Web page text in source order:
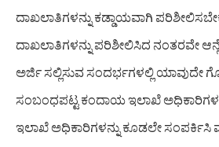
ದಾಖಲಾತಿಗಳನ್ನು ಕಡ್ಡಾಯವಾಗಿ
ದಾಖಲಾತಿಗಳನ್ನು ಪರಿಶೀಲಿಸಿದ ನಂತರವೇ
ಅರ್ಜಿಸಲ್ಲಿಸುವಸಂದರ್ಭಗಳಲ್ಲಿಯಾವುದೇ
ಸಂಬಂಧಪಟ್ಟ ಕಂದಾಯಇಲಾಖೆ
ಇಲಾಖೆ ಅಧಿಕಾರಿಗಳನ್ನು ಕೂಡಲೇಸಂಪರ್ಕಿಸಿ